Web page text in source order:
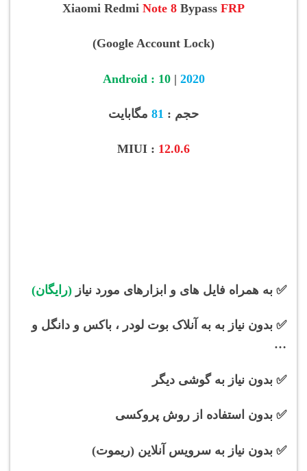
Xiaomi Redmi Note 8 Bypass FRP
(Google Account Lock)
2020
|
Android : 10
حجم : 81 مگابایت
MIUI : 12.0.6
✅ به همراه فایل های و ابزارهای مورد نیاز (رایگان)
✅ بدون نیاز به به آنلاک بوت لودر ، باکس و دانگل و
…
✅ بدون نیاز به گوشی دیگر
✅ بدون استفاده از روش پروکسی
✅ بدون نیاز به سرویس آنلاین (ریموت)